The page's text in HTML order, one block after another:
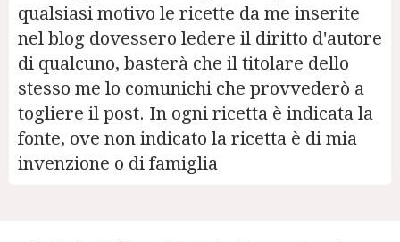
qualsiasi motivo le ricette da me inserite
nel blog dovessero ledere il diritto d'autore
di qualcuno, basterà che il titolare dello
stesso me lo comunichi che provvederò a
togliere il post. In ogni ricetta è indicata la
fonte, ove non indicato la ricetta è di mia
invenzione o di famiglia